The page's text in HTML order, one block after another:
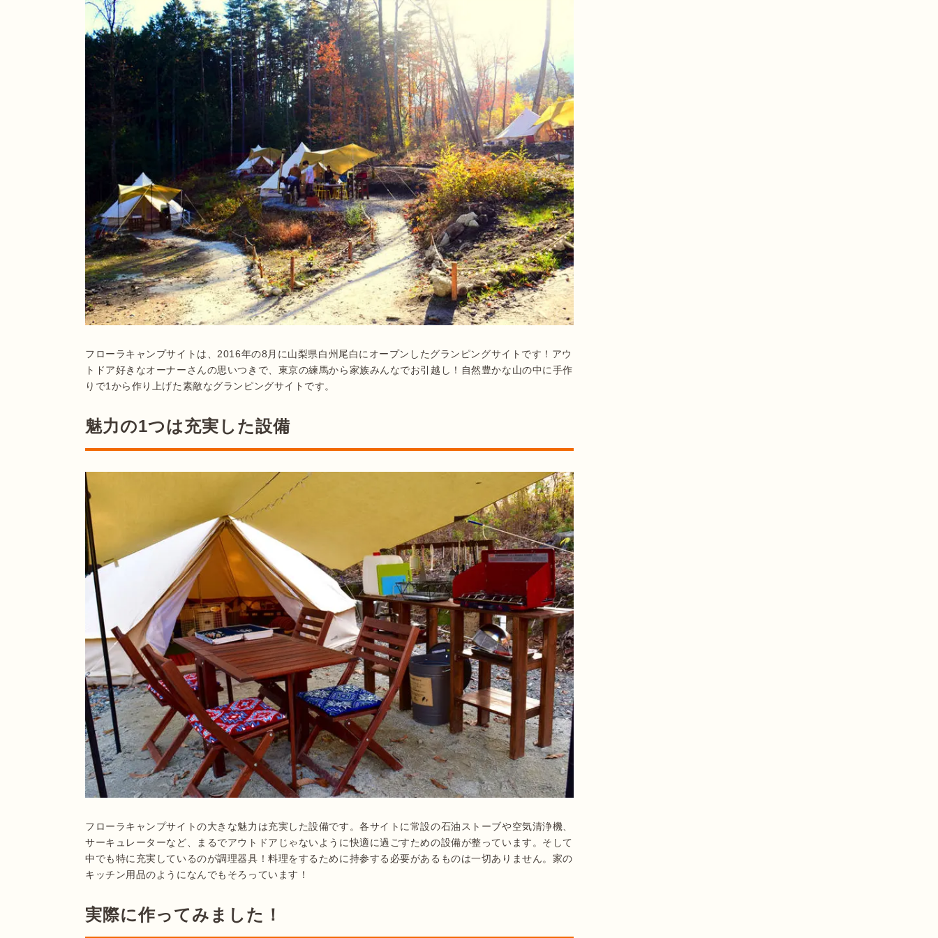
フローラキャンプサイトは、2016年の8月に山梨県白州尾白にオープンしたグランピングサイトです！アウ
トドア好きなオーナーさんの思いつきで、東京の練馬から家族みんなでお引越し！自然豊かな山の中に手作
りで1から作り上げた素敵なグランピングサイトです。
魅力の1つは充実した設備
フローラキャンプサイトの大きな魅力は充実した設備です。各サイトに常設の石油ストーブや空気清浄機、
サーキュレーターなど、まるでアウトドアじゃないように快適に過ごすための設備が整っています。そして
中でも特に充実しているのが調理器具！料理をするために持参する必要があるものは一切ありません。家の
キッチン用品のようになんでもそろっています！
実際に作ってみました！